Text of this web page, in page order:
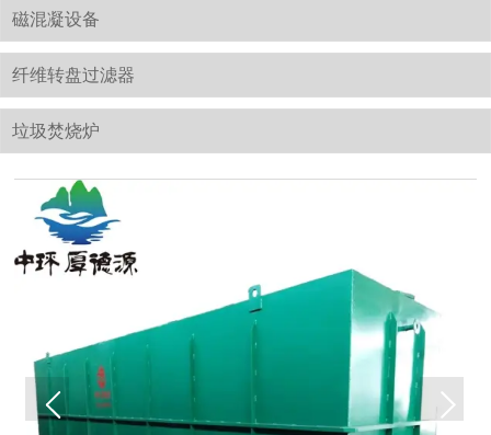
磁混凝设备
纤维转盘过滤器
垃圾焚烧炉